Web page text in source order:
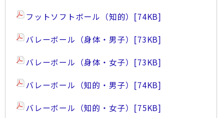
フットソフトボール（知的） [74KB]
バレーボール（身体・男子） [73KB]
バレーボール（身体・女子） [73KB]
バレーボール（知的・男子） [74KB]
バレーボール（知的・女子） [75KB]